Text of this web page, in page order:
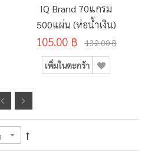
IQ Brand 70แกรม
500แผ่น (ห่อน้ำเงิน)
105.00 ฿ 132.00 ฿
เพิ่มในตะกร้า